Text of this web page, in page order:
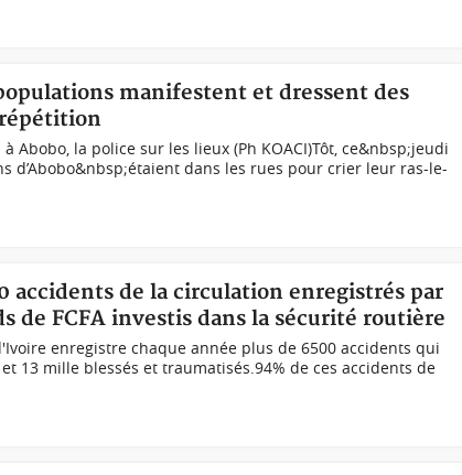
manifestent et dressent des
Abobo, la police sur les lieux (Ph KOACI)Tôt, ce&nbsp;jeudi
d’Abobo&nbsp;étaient dans les rues pour crier leur ras-le-
accidents de la circulation enregistrés par
de FCFA investis dans la sécurité routière
enregistre chaque année plus de 6500 accidents qui
13 mille blessés et traumatisés.94% de ces accidents de